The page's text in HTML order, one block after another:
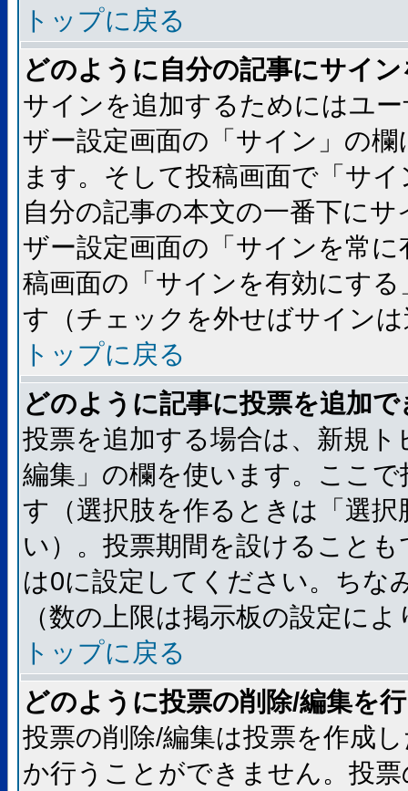
トップに戻る
どのように自分の記事にサイ
サインを追加するためにはユ
ザー設定画面の「サイン」の
ます。そして投稿画面で「サ
自分の記事の本文の一番下に
ザー設定画面の「サインを常
稿画面の「サインを有効にす
す（チェックを外せばサイン
トップに戻る
どのように記事に投票を追加
投票を追加する場合は、新規
編集」の欄を使います。ここ
す（選択肢を作るときは「選
い）。投票期間を設けること
は0に設定してください。ちな
（数の上限は掲示板の設定に
トップに戻る
どのように投票の削除/編集を
投票の削除/編集は投票を作成
か行うことができません。投